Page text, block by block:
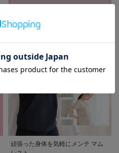
頑張った身体を気軽にメンテ マム